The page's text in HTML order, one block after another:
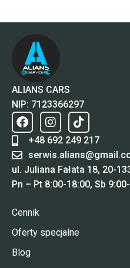
ALIANS CARS
NIP: 7123366297
+48 692 249 217
ul. Juliana Fałata 18, 20-
Pn – Pt 8:00-18:00, Sb
Cennik
Oferty specjalne
Blog